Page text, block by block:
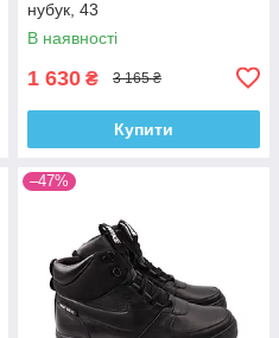
нубук, 43
В наявності
1 630 ₴ 3 165 ₴
Купити
–47%